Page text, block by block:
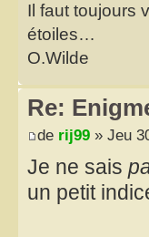
Il faut toujours
étoiles…
O.Wilde
Re:
de rij99 » Jeu
Je ne sais
un petit